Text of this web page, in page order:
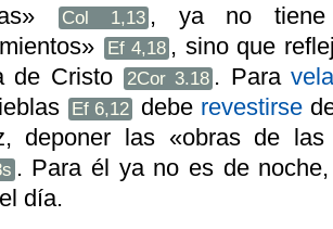
Col 1,13 , ya no tiene
Ef 4,18 , sino que
de Cristo
2Cor 3.18 . Para
Ef 6,12 debe revestirse
deponer las «obras de
. Para él ya no es de
día.